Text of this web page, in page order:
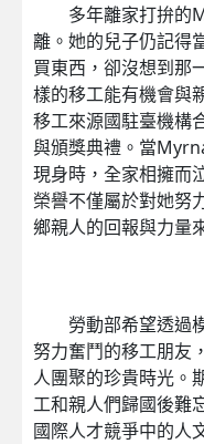
多年離家打拚的
離。她的兒子仍記得
買東西，卻沒想到那
樣的移工能有機會與
移工來源國駐臺機構
與頒獎典禮。當
現身時，全家相擁而
榮譽不僅屬於對她努
鄉親人的回報與力量
勞動部希望透過模
努力奮鬥的移工朋友
人團聚的珍貴時光。
工和親人們歸國後難
國際人才競爭中的人